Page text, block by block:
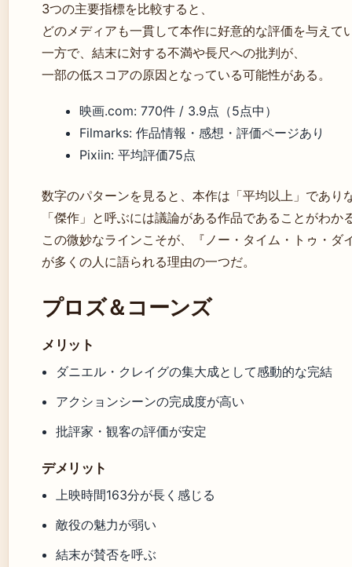
3つの主要指標を比較すると、
どのメディアも一貫して本作に好意的な評価を与えて
一方で、結末に対する不満や長尺への批判が、
一部の低スコアの原因となっている可能性がある。
映画.com: 770件 / 3.9点（5点中）
Filmarks: 作品情報・感想・評価ページあり
Pixiin: 平均評価75点
数字のパターンを見ると、本作は「平均以上」であり
「傑作」と呼ぶには議論がある作品であることがわか
この微妙なラインこそが、『ノー・タイム・トゥ・ダ
が多くの人に語られる理由の一つだ。
プロズ＆コーンズ
メリット
ダニエル・クレイグの集大成として感動的な完結
アクションシーンの完成度が高い
批評家・観客の評価が安定
デメリット
上映時間163分が長く感じる
敵役の魅力が弱い
結末が賛否を呼ぶ